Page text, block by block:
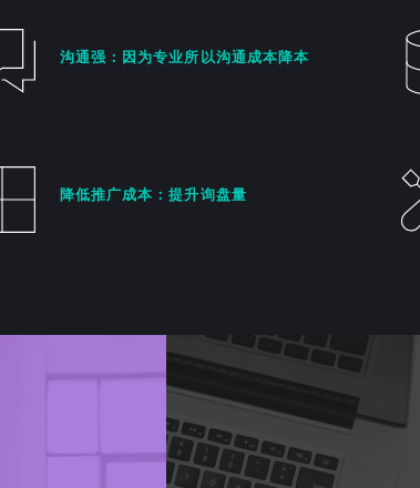
沟通强：因为专业所以沟通成本降本
降低推广成本：提升询盘量